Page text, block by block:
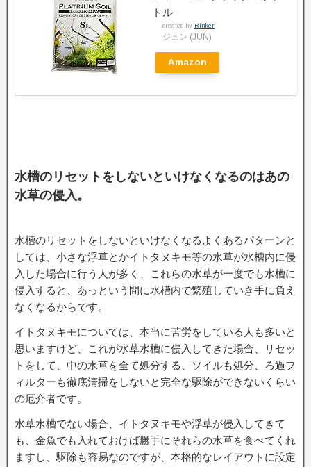
トル
created by Rinker
ジュン (JUN)
Amazon
水槽のリセットをしないといけなくなるのはあの
水草の侵入。
水槽のリセットをしないといけなくなるよくあるパターンと
しては、小さな浮草とかイトタヌキモ等の水草が水槽内に侵
入した場合に行う人が多く、これらの水草が一度でも水槽に
侵入すると、あっという間に水槽内で繁殖していき手に負え
なくなるからです。
イトタヌキモについては、本当に苦労をしている人も多いと
思いますけど、これが水草水槽に侵入してきた場合、リセッ
トをして、中の水草を全て処分する、ソイルも処分、ろ過フ
ィルターも徹底清掃をしないと完全な駆除ができないくらい
の厄介者です。
水草水槽でない場合、イトタヌキモや浮草が侵入してきて
も、金魚でも入れておけば勝手にそれらの水草を食べてくれ
ますし、駆除も容易なのですが、本格的なレイアウトに設定